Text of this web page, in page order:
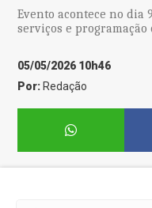
Evento acontece no dia
serviços e programação
05/05/2026 10h46
Por: Redação